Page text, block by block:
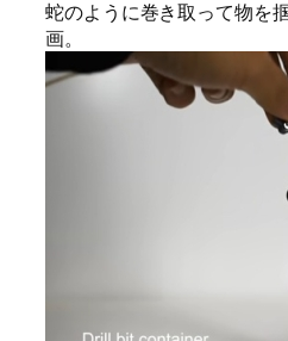
蛇のように巻き取って物を
画。